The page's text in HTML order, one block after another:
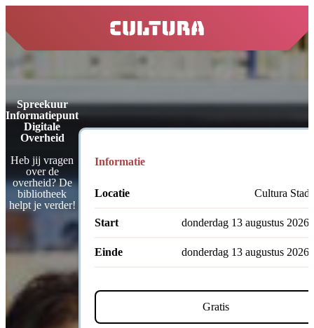
home
Spreekuur
Informatiepunt
Digitale
Overheid
Heb jij vragen
over de
overheid? De
bibliotheek
helpt je verder!
Informatie
Locatie Cultura
Start donderdag 13 augustus 2026
Einde donderdag 13 augustus 2026
Gratis